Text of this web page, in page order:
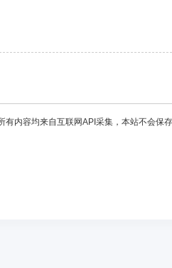
有内容均来自互联网API采集，本站不会保